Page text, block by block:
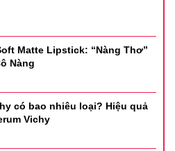
Matte Lipstick: “Nàng Thơ”
Nàng
có bao nhiêu loại? Hiệu quả
Vichy